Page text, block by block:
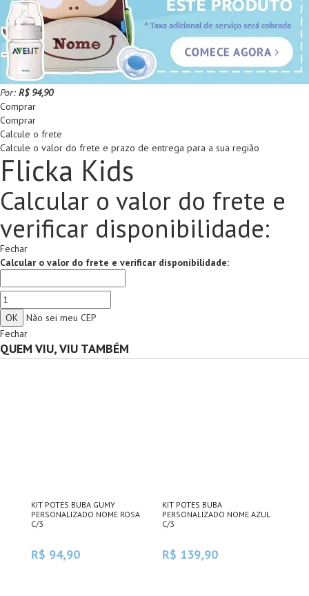
Por: R$ 94,90
Comprar
Comprar
Calcule o frete
Calcule o valor do frete e prazo de entrega para a sua região
Flicka Kids
Calcular o valor do frete e
verificar disponibilidade:
Fechar
Calcular o valor do frete e verificar disponibilidade:
Não sei meu CEP
Fechar
QUEM VIU, VIU TAMBÉM
KIT POTES BUBA GUMY
PERSONALIZADO NOME ROSA
C/3
R$ 94,90
KIT POTES BUBA
PERSONALIZADO NOME AZUL
C/3
R$ 139,90